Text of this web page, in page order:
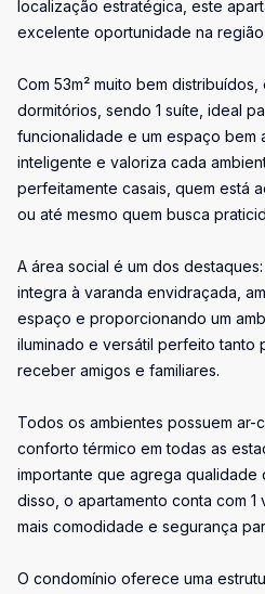
localização estratégica, este
excelente oportunidade na
Com 53m² muito bem
dormitórios, sendo 1 suíte, ideal
funcionalidade e um espaço bem
inteligente e valoriza cada
perfeitamente casais, quem está
ou até mesmo quem busca
A área social é um dos
integra à varanda envidraçada,
espaço e proporcionando um
iluminado e versátil perfeito tanto
receber amigos e familiares.
Todos os ambientes possuem
conforto térmico em todas as
importante que agrega qualidade
disso, o apartamento conta com
mais comodidade e segurança
O condomínio oferece uma